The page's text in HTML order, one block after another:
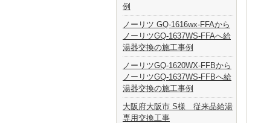
例
ノーリツ GQ-1616wx-FFAから
ノーリツGQ-1637WS-FFAへ給
湯器交換の施工事例
ノーリツGQ-1620WX-FFBから
ノーリツGQ-1637WS-FFBへ給
湯器交換の施工事例
大阪府大阪市 S様 従来品給湯
専用交換工事